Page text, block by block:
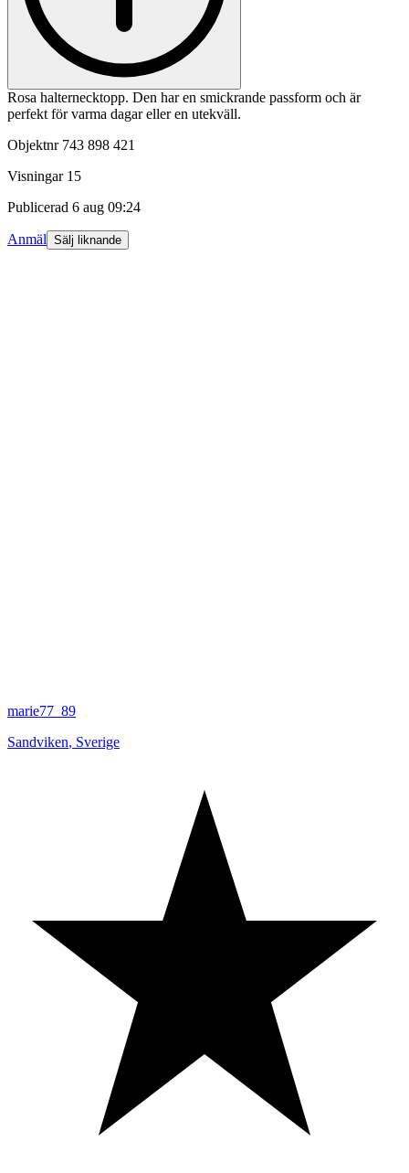
Rosa halternecktopp. Den har en smickrande passform och är
perfekt för varma dagar eller en utekväll.
Objektnr 743 898 421
Visningar 15
Publicerad 6 aug 09:24
Anmäl Sälj liknande
marie77_89
Sandviken, Sverige